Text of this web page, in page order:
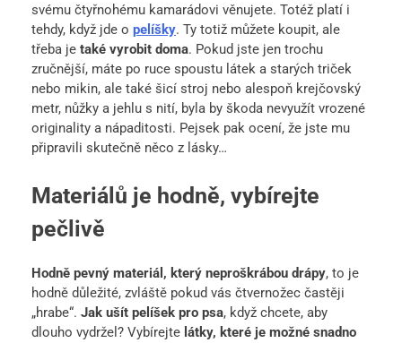
svému čtyřnohému kamarádovi věnujete. Totéž platí i
tehdy, když jde o pelíšky. Ty totiž můžete koupit, ale
třeba je také vyrobit doma. Pokud jste jen trochu
zručnější, máte po ruce spoustu látek a starých triček
nebo mikin, ale také šicí stroj nebo alespoň krejčovský
metr, nůžky a jehlu s nití, byla by škoda nevyužít vrozené
originality a nápaditosti. Pejsek pak ocení, že jste mu
připravili skutečně něco z lásky…
Materiálů je hodně, vybírejte
pečlivě
Hodně pevný materiál, který neproškrábou drápy, to je
hodně důležité, zvláště pokud vás čtvernožec častěji
„hrabe“. Jak ušít pelíšek pro psa, když chcete, aby
dlouho vydržel? Vybírejte látky, které je možné snadno